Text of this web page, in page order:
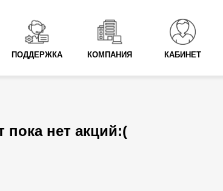
ПОДДЕРЖКА КОМПАНИЯ КАБИНЕТ
пока нет акций:(